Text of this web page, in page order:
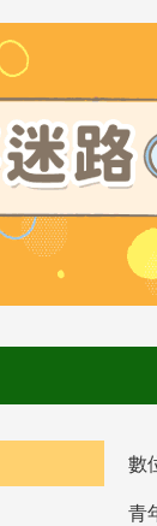
數
青